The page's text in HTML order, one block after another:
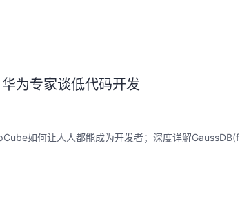
为专家谈低代码开发
如何让人人都能成为开发者；深度详解GaussDB(f